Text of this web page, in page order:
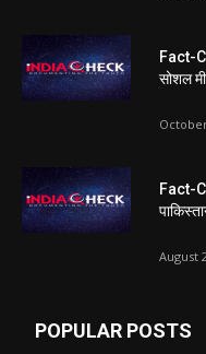
Fact-
सोशल
Fact-
August
POPULAR POSTS